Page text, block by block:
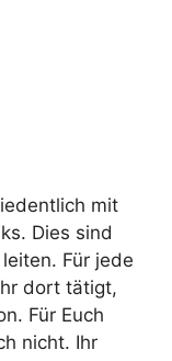
mit
Dies sind
Für jede
dort tätigt,
Für Euch
nicht. Ihr